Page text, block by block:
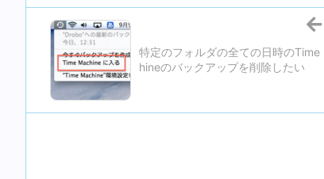
特定のフォルダの全ての日時のTime
hineのバックアップを削除したい